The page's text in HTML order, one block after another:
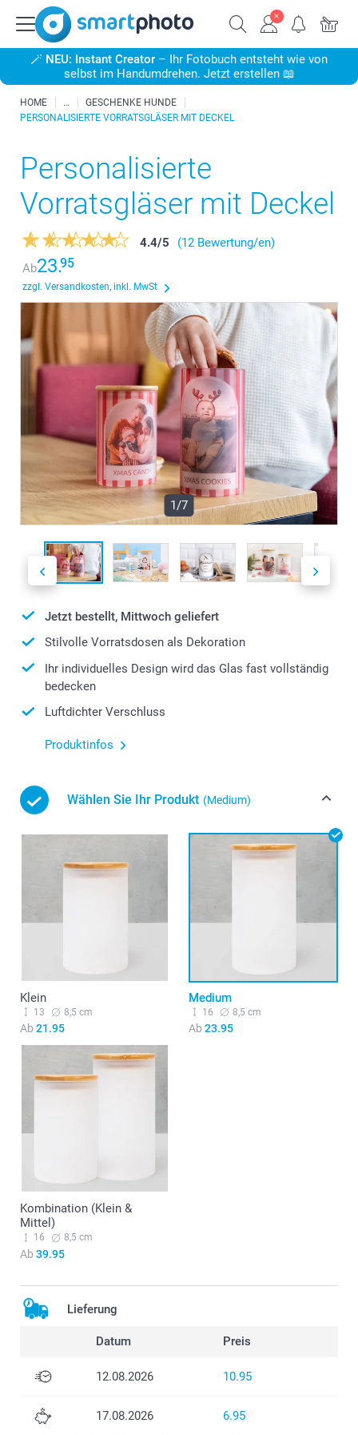
🪄 NEU: Instant Creator – Ihr Fotobuch entsteht wie von
selbst im Handumdrehen. Jetzt erstellen 📖
HOME
GESCHENKE HUNDE
PERSONALISIERTE VORRATSGLÄSER MIT DECKEL
Personalisierte
Vorratsgläser mit Deckel
4.4/5
(12 Bewertung/en)
Ab23.95
zzgl. Versandkosten, inkl. MwSt
1/7
Jetzt bestellt, Mittwoch geliefert
Stilvolle Vorratsdosen als Dekoration
Ihr individuelles Design wird das Glas fast vollständig
bedecken
Luftdichter Verschluss
Produktinfos
Wählen Sie Ihr Produkt (Medium)
Klein
13 8,5 cm
Ab 21.95
Medium
16 8,5 cm
Ab 23.95
Kombination (Klein &
Mittel)
16 8,5 cm
Ab 39.95
Lieferung
Datum Preis
12.08.2026 10.95
17.08.2026 6.95